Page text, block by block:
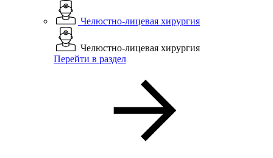
Челюстно-лицевая хирургия
Челюстно-лицевая хирургия
Перейти в раздел